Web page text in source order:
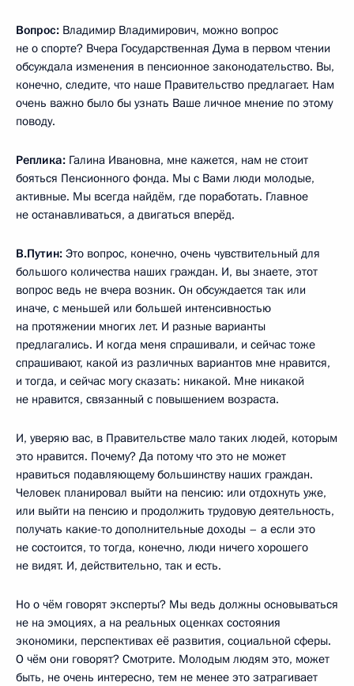
Вопрос: Владимир Владимирович, можно вопрос
не о спорте? Вчера Государственная Дума в первом чтении
обсуждала изменения в пенсионное законодательство. Вы,
конечно, следите, что наше Правительство предлагает. Нам
очень важно было бы узнать Ваше личное мнение по этому
поводу.
Реплика: Галина Ивановна, мне кажется, нам не стоит
бояться Пенсионного фонда. Мы с Вами люди молодые,
активные. Мы всегда найдём, где поработать. Главное
не останавливаться, а двигаться вперёд.
В.Путин: Это вопрос, конечно, очень чувствительный для
большого количества наших граждан. И, вы знаете, этот
вопрос ведь не вчера возник. Он обсуждается так или
иначе, с меньшей или большей интенсивностью
на протяжении многих лет. И разные варианты
предлагались. И когда меня спрашивали, и сейчас тоже
спрашивают, какой из различных вариантов мне нравится,
и тогда, и сейчас могу сказать: никакой. Мне никакой
не нравится, связанный с повышением возраста.
И, уверяю вас, в Правительстве мало таких людей, которым
это нравится. Почему? Да потому что это не может
нравиться подавляющему большинству наших граждан.
Человек планировал выйти на пенсию: или отдохнуть уже,
или выйти на пенсию и продолжить трудовую деятельность,
получать какие-то дополнительные доходы – а если это
не состоится, то тогда, конечно, люди ничего хорошего
не видят. И, действительно, так и есть.
Но о чём говорят эксперты? Мы ведь должны основываться
не на эмоциях, а на реальных оценках состояния
экономики, перспективах её развития, социальной сферы.
О чём они говорят? Смотрите. Молодым людям это, может
быть, не очень интересно, тем не менее это затрагивает